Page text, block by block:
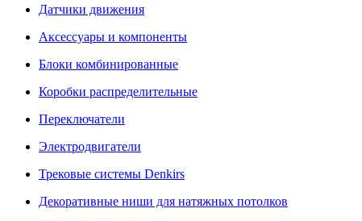
Датчики движения
Аксессуары и компоненты
Блоки комбинированные
Коробки распределительные
Переключатели
Электродвигатели
Трековые системы Denkirs
Декоративные ниши для натяжных потолков